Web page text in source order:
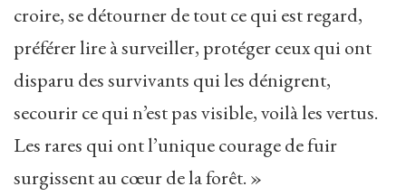
croire, se détourner de tout ce qui est regard,
préférer lire à surveiller, protéger ceux qui ont
disparu des survivants qui les dénigrent,
secourir ce qui n’est pas visible, voilà les vertus.
Les rares qui ont l’unique courage de fuir
surgissent au cœur de la forêt. »